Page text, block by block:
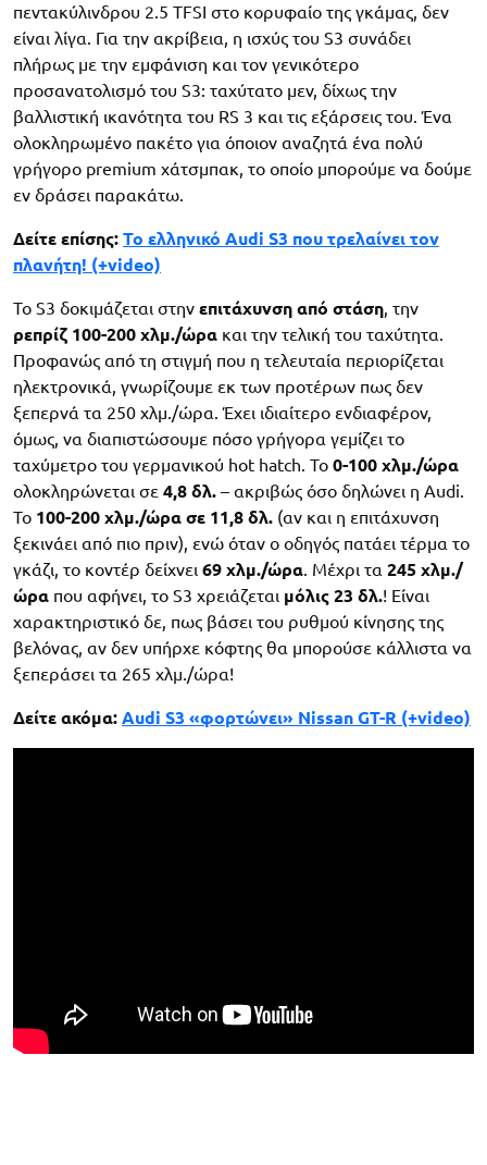
πεντακύλινδρου 2.5 TFSI στο κορυφαίο της γκάμας, δεν
είναι λίγα. Για την ακρίβεια, η ισχύς του S3 συνάδει
πλήρως με την εμφάνιση και τον γενικότερο
προσανατολισμό του S3: ταχύτατο μεν, δίχως την
βαλλιστική ικανότητα του RS 3 και τις εξάρσεις του. Ένα
ολοκληρωμένο πακέτο για όποιον αναζητά ένα πολύ
γρήγορο premium χάτσμπακ, το οποίο μπορούμε να δούμε
εν δράσει παρακάτω.
Δείτε επίσης: Το ελληνικό Audi S3 που τρελαίνει τον
πλανήτη! (+video)
Το S3 δοκιμάζεται στην επιτάχυνση από στάση, την
ρεπρίζ 100-200 χλμ./ώρα και την τελική του ταχύτητα.
Προφανώς από τη στιγμή που η τελευταία περιορίζεται
ηλεκτρονικά, γνωρίζουμε εκ των προτέρων πως δεν
ξεπερνά τα 250 χλμ./ώρα. Έχει ιδιαίτερο ενδιαφέρον,
όμως, να διαπιστώσουμε πόσο γρήγορα γεμίζει το
ταχύμετρο του γερμανικού hot hatch. Το 0-100 χλμ./ώρα
ολοκληρώνεται σε 4,8 δλ. – ακριβώς όσο δηλώνει η Audi.
Το 100-200 χλμ./ώρα σε 11,8 δλ. (αν και η επιτάχυνση
ξεκινάει από πιο πριν), ενώ όταν ο οδηγός πατάει τέρμα το
γκάζι, το κοντέρ δείχνει 69 χλμ./ώρα. Μέχρι τα 245 χλμ./
ώρα που αφήνει, το S3 χρειάζεται μόλις 23 δλ.! Είναι
χαρακτηριστικό δε, πως βάσει του ρυθμού κίνησης της
βελόνας, αν δεν υπήρχε κόφτης θα μπορούσε κάλλιστα να
ξεπεράσει τα 265 χλμ./ώρα!
Δείτε ακόμα: Audi S3 «φορτώνει» Nissan GT-R (+video)